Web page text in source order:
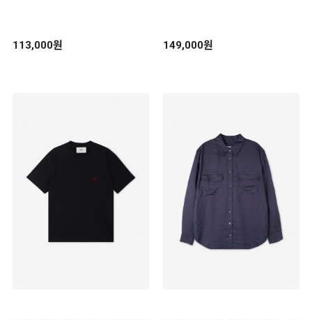
113,000원 149,000원